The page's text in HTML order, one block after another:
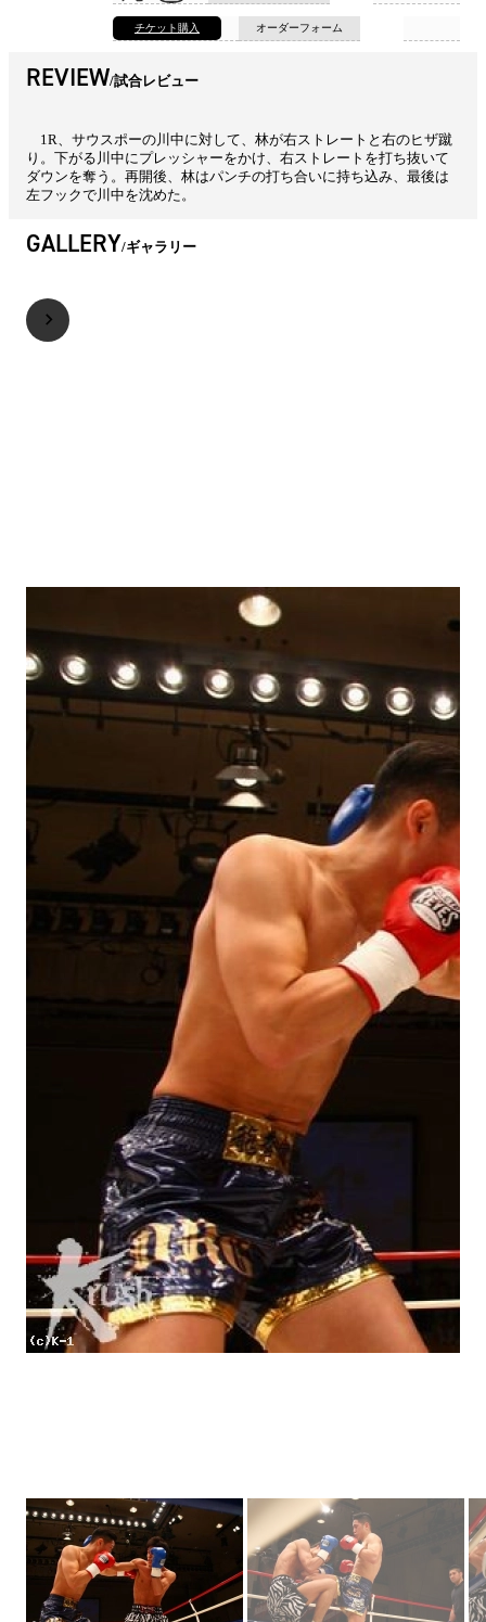
オーダーフォーム
チケット購入
REVIEW 試合レビュー
1R、サウスポーの川中に対して、林が右ストレートと右のヒザ蹴
り。下がる川中にプレッシャーをかけ、右ストレートを打ち抜いて
ダウンを奪う。再開後、林はパンチの打ち合いに持ち込み、最後は
左フックで川中を沈めた。
GALLERY ギャラリー